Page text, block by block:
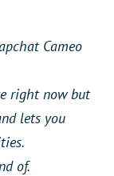
Cameo
right now but
lets you
of.